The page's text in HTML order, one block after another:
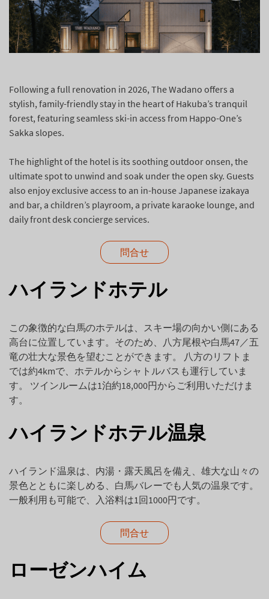
Following a full renovation in 2026, The Wadano offers a
stylish, family-friendly stay in the heart of Hakuba’s tranquil
forest, featuring seamless ski-in access from Happo-One’s
Sakka slopes.
The highlight of the hotel is its soothingoutdoor onsen, the
ultimate spot to unwind and soak under the open sky. Guests
also enjoy exclusive access to an in-house Japanese izakaya
and bar, a children’s playroom, a private karaoke lounge, and
daily front desk concierge services.
問合せ
ハイランドホテル
この象徴的な白馬のホテルは、スキー場の向かい側にある
高台に位置しています。そのため、八方尾根や白馬47／五
竜の壮大な景色を望むことができます。 八方のリフトま
では約4kmで、ホテルからシャトルバスも運行していま
す。 ツインルームは1泊約18,000円からご利用いただけま
す。
ハイランドホテル温泉
ハイランド温泉は、内湯・露天風呂を備え、雄大な山々の
景色とともに楽しめる、白馬バレーでも人気の温泉です。
一般利用も可能で、入浴料は1回1000円です。
問合せ
ローゼンハイム